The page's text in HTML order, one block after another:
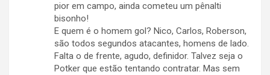
pior em campo, ainda cometeu um pênalti
bisonho!
E quem é o homem gol? Nico, Carlos, Roberson,
são todos segundos atacantes, homens de lado.
Falta o de frente, agudo, definidor. Talvez seja o
Potker que estão tentando contratar. Mas sem